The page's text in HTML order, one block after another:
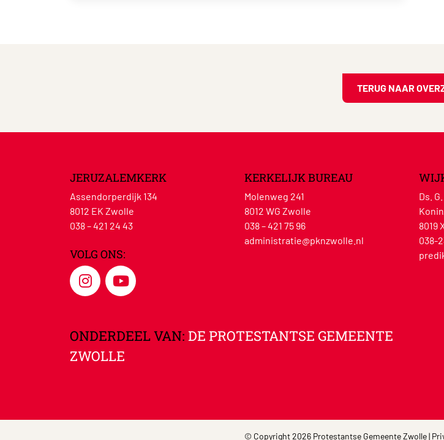
TERUG NAAR
JERUZALEMKERK
Assendorperdijk 134
8012 EK Zwolle
038 – 421 24 43
VOLG ONS:
KERKELIJK BUREAU
Molenweg 241
8012 WG Zwolle
038 – 421 75 96
administratie@pknzwolle.nl
Ds.
8019
038-
ONDERDEEL VAN: DE PROTESTANTSE GEMEENTE
ZWOLLE
© Copyright 2026 Protestantse Gemeente Zwolle |